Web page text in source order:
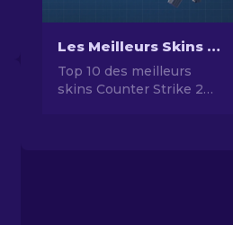
Les Meilleurs Skins Bon Marché dans CS2 [2026]
Top 10 des meilleurs
skins Counter Strike 2